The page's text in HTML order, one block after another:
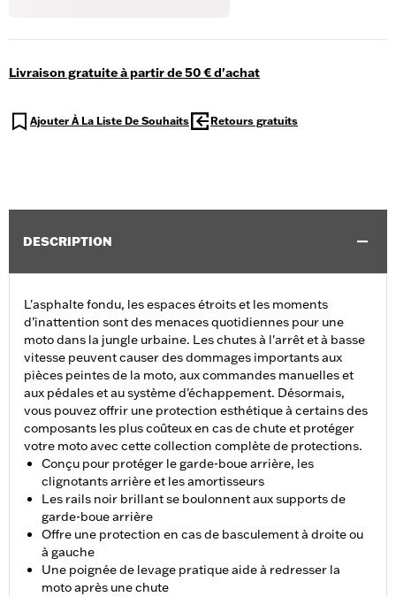
Livraison gratuite à partir de 50 € d'achat
Ajouter À La Liste De Souhaits Retours gratuits
DESCRIPTION
L'asphalte fondu, les espaces étroits et les moments
d’inattention sont des menaces quotidiennes pour une
moto dans la jungle urbaine. Les chutes à l'arrêt et à basse
vitesse peuvent causer des dommages importants aux
pièces peintes de la moto, aux commandes manuelles et
aux pédales et au système d'échappement. Désormais,
vous pouvez offrir une protection esthétique à certains des
composants les plus coûteux en cas de chute et protéger
votre moto avec cette collection complète de protections.
Conçu pour protéger le garde-boue arrière, les
clignotants arrière et les amortisseurs
Les rails noir brillant se boulonnent aux supports de
garde-boue arrière
Offre une protection en cas de basculement à droite ou
à gauche
Une poignée de levage pratique aide à redresser la
moto après une chute